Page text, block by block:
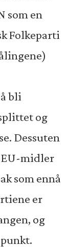
som en
Folkeparti
bli
og
Dessuten
midler
som ennå
er
og